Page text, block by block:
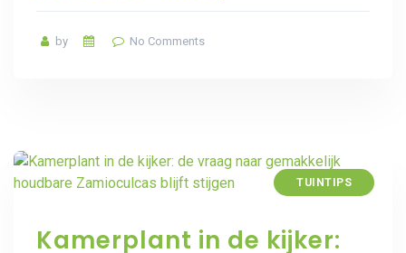
by No Comments
TUINTIPS
Kamerplant in de kijker: